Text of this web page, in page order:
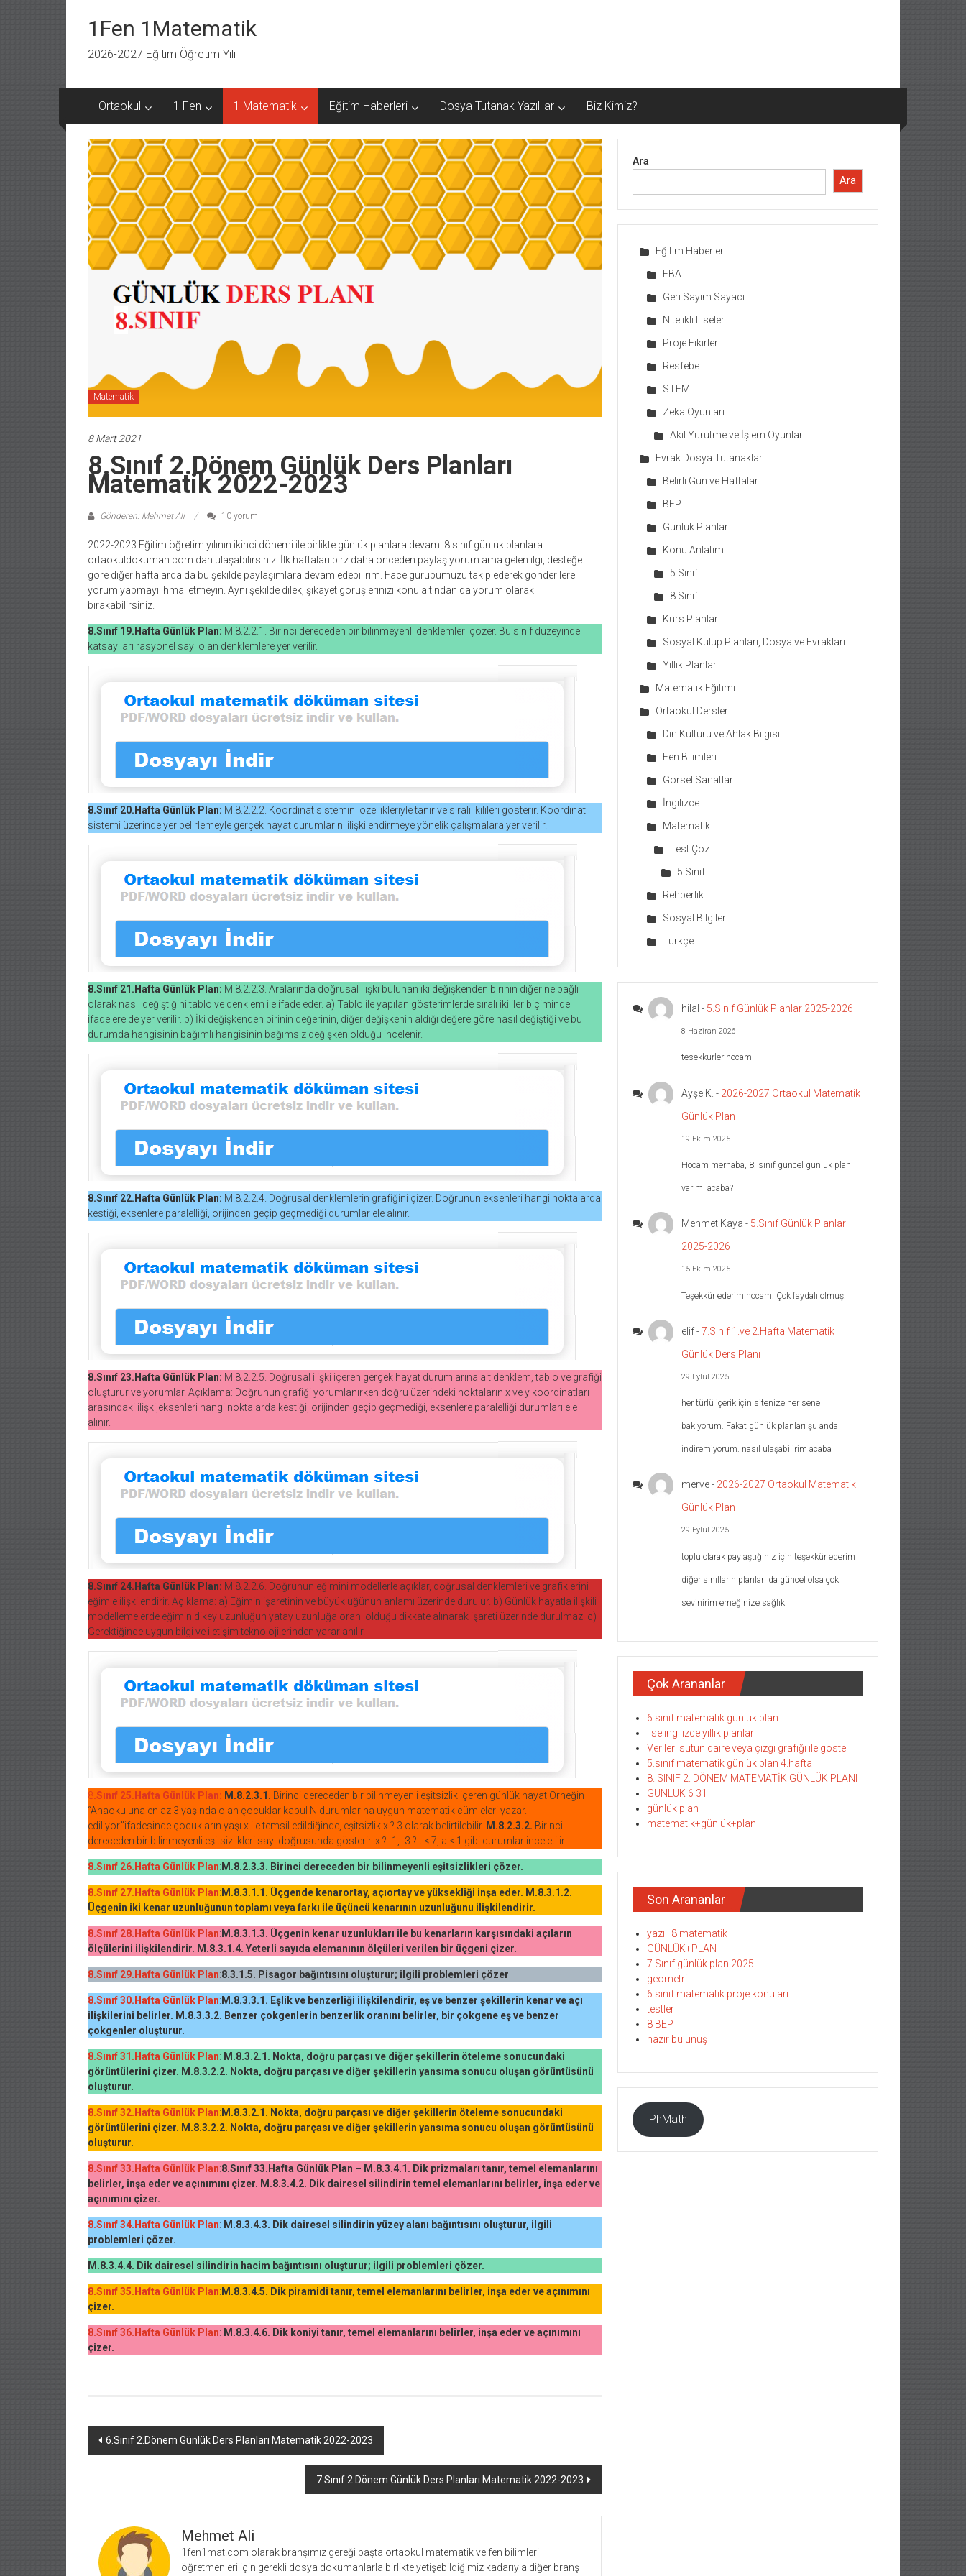
1Fen 1Matematik
2026-2027 Eğitim Öğretim Yılı
Ortaokul 1 Fen 1 Matematik Eğitim Haberleri Dosya Tutanak Yazılılar Biz Kimiz?
Matematik
8 Mart 2021
8.Sınıf 2.Dönem Günlük Ders Planları
Matematik 2022-2023
Gönderen: Mehmet Ali 10 yorum
2022-2023 Eğitim öğretim yılının ikinci dönemi ile birlikte günlük planlara devam. 8.sınıf günlük planlara
ortaokuldokuman.com dan ulaşabilirsiniz. İlk haftaları birz daha önceden paylaşıyorum ama gelen ilgi, desteğe
göre diğer haftalarda da bu şekilde paylaşımlara devam edebilirim. Face gurubumuzu takip ederek gönderilere
yorum yapmayı ihmal etmeyin. Aynı şekilde dilek, şikayet görüşlerinizi konu altından da yorum olarak
bırakabilirsiniz.
8.Sınıf 19.Hafta Günlük Plan: M.8.2.2.1. Birinci dereceden bir bilinmeyenli denklemleri çözer. Bu sınıf düzeyinde
katsayıları rasyonel sayı olan denklemlere yer verilir.
8.Sınıf 20.Hafta Günlük Plan: M.8.2.2.2. Koordinat sistemini özellikleriyle tanır ve sıralı ikilileri gösterir. Koordinat
sistemi üzerinde yer belirlemeyle gerçek hayat durumlarını ilişkilendirmeye yönelik çalışmalara yer verilir.
8.Sınıf 21.Hafta Günlük Plan: M.8.2.2.3. Aralarında doğrusal ilişki bulunan iki değişkenden birinin diğerine bağlı
olarak nasıl değiştiğini tablo ve denklem ile ifade eder. a) Tablo ile yapılan gösterimlerde sıralı ikililer biçiminde
ifadelere de yer verilir. b) İki değişkenden birinin değerinin, diğer değişkenin aldığı değere göre nasıl değiştiği ve bu
durumda hangisinin bağımlı hangisinin bağımsız değişken olduğu incelenir.
8.Sınıf 22.Hafta Günlük Plan: M.8.2.2.4. Doğrusal denklemlerin grafiğini çizer. Doğrunun eksenleri hangi noktalarda
kestiği, eksenlere paralelliği, orijinden geçip geçmediği durumlar ele alınır.
8.Sınıf 23.Hafta Günlük Plan: M.8.2.2.5. Doğrusal ilişki içeren gerçek hayat durumlarına ait denklem, tablo ve grafiği
oluşturur ve yorumlar. Açıklama: Doğrunun grafiği yorumlanırken doğru üzerindeki noktaların x ve y koordinatları
arasındaki ilişki,eksenleri hangi noktalarda kestiği, orijinden geçip geçmediği, eksenlere paralelliği durumları ele
alınır.
8.Sınıf 24.Hafta Günlük Plan: M.8.2.2.6. Doğrunun eğimini modellerle açıklar, doğrusal denklemleri ve grafiklerini
eğimle ilişkilendirir. Açıklama: a) Eğimin işaretinin ve büyüklüğünün anlamı üzerinde durulur. b) Günlük hayatla ilişkili
modellemelerde eğimin dikey uzunluğun yatay uzunluğa oranı olduğu dikkate alınarak işareti üzerinde durulmaz. c)
Gerektiğinde uygun bilgi ve iletişim teknolojilerinden yararlanılır.
8.Sınıf 25.Hafta Günlük Plan: M.8.2.3.1. Birinci dereceden bir bilinmeyenli eşitsizlik içeren günlük hayat Örneğin
“Anaokuluna en az 3 yaşında olan çocuklar kabul N durumlarına uygun matematik cümleleri yazar.
ediliyor.”ifadesinde çocukların yaşı x ile temsil edildiğinde, eşitsizlik x ? 3 olarak belirtilebilir. M.8.2.3.2. Birinci
dereceden bir bilinmeyenli eşitsizlikleri sayı doğrusunda gösterir. x ? -1, -3 ? t < 7, a < 1 gibi durumlar inceletilir.
8.Sınıf 26.Hafta Günlük Plan: M.8.2.3.3. Birinci dereceden bir bilinmeyenli eşitsizlikleri çözer.
8.Sınıf 27.Hafta Günlük Plan: M.8.3.1.1. Üçgende kenarortay, açıortay ve yüksekliği inşa eder. M.8.3.1.2.
Üçgenin iki kenar uzunluğunun toplamı veya farkı ile üçüncü kenarının uzunluğunu ilişkilendirir.
8.Sınıf 28.Hafta Günlük Plan: M.8.3.1.3. Üçgenin kenar uzunlukları ile bu kenarların karşısındaki açıların
ölçülerini ilişkilendirir. M.8.3.1.4. Yeterli sayıda elemanının ölçüleri verilen bir üçgeni çizer.
8.Sınıf 29.Hafta Günlük Plan:8.3.1.5. Pisagor bağıntısını oluşturur; ilgili problemleri çözer
8.Sınıf 30.Hafta Günlük Plan: M.8.3.3.1. Eşlik ve benzerliği ilişkilendirir, eş ve benzer şekillerin kenar ve açı
ilişkilerini belirler. M.8.3.3.2. Benzer çokgenlerin benzerlik oranını belirler, bir çokgene eş ve benzer
çokgenler oluşturur.
8.Sınıf 31.Hafta Günlük Plan: M.8.3.2.1. Nokta, doğru parçası ve diğer şekillerin öteleme sonucundaki
görüntülerini çizer. M.8.3.2.2. Nokta, doğru parçası ve diğer şekillerin yansıma sonucu oluşan görüntüsünü
oluşturur.
8.Sınıf 32.Hafta Günlük Plan: M.8.3.2.1. Nokta, doğru parçası ve diğer şekillerin öteleme sonucundaki
görüntülerini çizer. M.8.3.2.2. Nokta, doğru parçası ve diğer şekillerin yansıma sonucu oluşan görüntüsünü
oluşturur.
8.Sınıf 33.Hafta Günlük Plan:8.Sınıf 33.Hafta Günlük Plan – M.8.3.4.1. Dik prizmaları tanır, temel elemanlarını
belirler, inşa eder ve açınımını çizer. M.8.3.4.2. Dik dairesel silindirin temel elemanlarını belirler, inşa eder ve
açınımını çizer.
8.Sınıf 34.Hafta Günlük Plan: M.8.3.4.3. Dik dairesel silindirin yüzey alanı bağıntısını oluşturur, ilgili
problemleri çözer.
M.8.3.4.4. Dik dairesel silindirin hacim bağıntısını oluşturur; ilgili problemleri çözer.
8.Sınıf 35.Hafta Günlük Plan: M.8.3.4.5. Dik piramidi tanır, temel elemanlarını belirler, inşa eder ve açınımını
çizer.
8.Sınıf 36.Hafta Günlük Plan: M.8.3.4.6. Dik koniyi tanır, temel elemanlarını belirler, inşa eder ve açınımını
çizer.
Yazı
6.Sınıf 2.Dönem Günlük Ders Planları Matematik 2022-2023
7.Sınıf 2.Dönem Günlük Ders Planları Matematik 2022-2023
Mehmet Ali
1fen1mat.com olarak branşımız gereği başta ortaokul matematik ve fen bilimleri
öğretmenleri için gerekli dosya dokümanlarla birlikte yetişebildiğimiz kadarıyla diğer branş
Ara
Ara
Eğitim Haberleri
EBA
Geri Sayım Sayacı
Nitelikli Liseler
Proje Fikirleri
Resfebe
STEM
Zeka Oyunları
Akıl Yürütme ve İşlem Oyunları
Evrak Dosya Tutanaklar
Belirli Gün ve Haftalar
BEP
Günlük Planlar
Konu Anlatımı
5.Sınıf
8.Sınıf
Kurs Planları
Sosyal Kulüp Planları, Dosya ve Evrakları
Yıllık Planlar
Matematik Eğitimi
Ortaokul Dersler
Din Kültürü ve Ahlak Bilgisi
Fen Bilimleri
Görsel Sanatlar
İngilizce
Matematik
Test Çöz
5.Sınıf
Rehberlik
Sosyal Bilgiler
Türkçe
hilal - 5.Sınıf Günlük Planlar 2025-2026
8 Haziran 2026
tesekkürler hocam
Ayşe K. - 2026-2027 Ortaokul Matematik
Günlük Plan
19 Ekim 2025
Hocam merhaba, 8. sınıf güncel günlük plan
var mı acaba?
Mehmet Kaya - 5.Sınıf Günlük Planlar
2025-2026
15 Ekim 2025
Teşekkür ederim hocam. Çok faydalı olmuş.
elif-7.Sınıf 1.ve 2.Hafta Matematik
Günlük Ders Planı
29 Eylül 2025
her türlü içerik için sitenize her sene
bakıyorum. Fakat günlük planları şu anda
indiremiyorum. nasıl ulaşabilirim acaba
merve- 2026-2027 Ortaokul Matematik
Günlük Plan
29 Eylül 2025
toplu olarak paylaştığınız için teşekkür ederim
diğer sınıfların planları da güncel olsa çok
sevinirim emeğinize sağlık
Çok Arananlar
6.sınıf matematik günlük plan
lise ingilizce yıllık planlar
Verileri sütun daire veya çizgi grafiği ile göste
5.sınıf matematik günlük plan 4.hafta
8. SINIF 2. DÖNEM MATEMATİK GÜNLÜK PLANI
GÜNLÜK 6 31
günlük plan
matematik+günlük+plan
Son Arananlar
yazılı 8 matematik
GÜNLÜK+PLAN
7.Sınıf günlük plan 2025
geometri
6.sınıf matematik proje konuları
testler
8 BEP
hazır bulunuş
PhMath